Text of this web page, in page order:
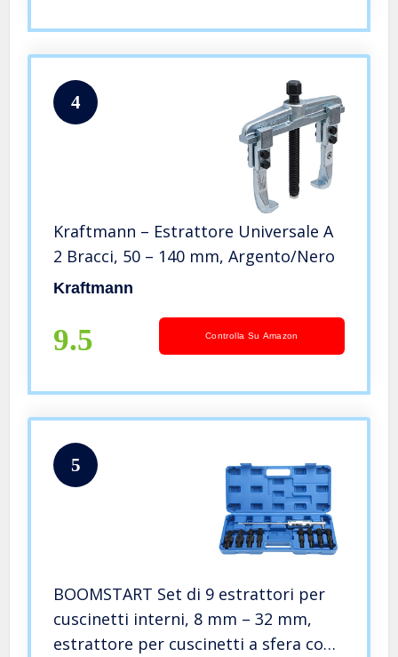
4
Kraftmann – Estrattore Universale A
2 Bracci, 50 – 140 mm, Argento/Nero
Kraftmann
9.5 Controlla Su Amazon
5
BOOMSTART Set di 9 estrattori per
cuscinetti interni, 8 mm – 32 mm,
estrattore per cuscinetti a sfera con